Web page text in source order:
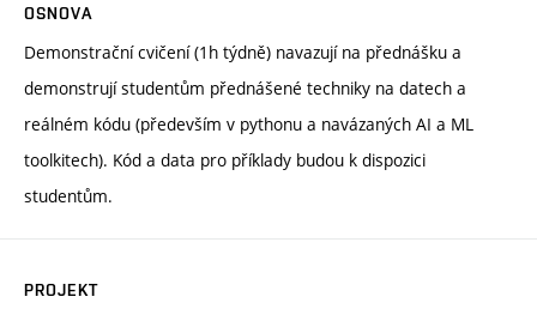
OSNOVA
Demonstrační cvičení (1h týdně) navazují na přednášku a
demonstrují studentům přednášené techniky na datech a
reálném kódu (především v pythonu a navázaných AI a ML
toolkitech). Kód a data pro příklady budou k dispozici
studentům.
PROJEKT